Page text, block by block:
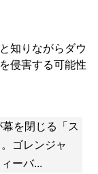
知りながらダウ
侵害する可能性
を閉じる「ス
ゴレンジャ
ーバ...